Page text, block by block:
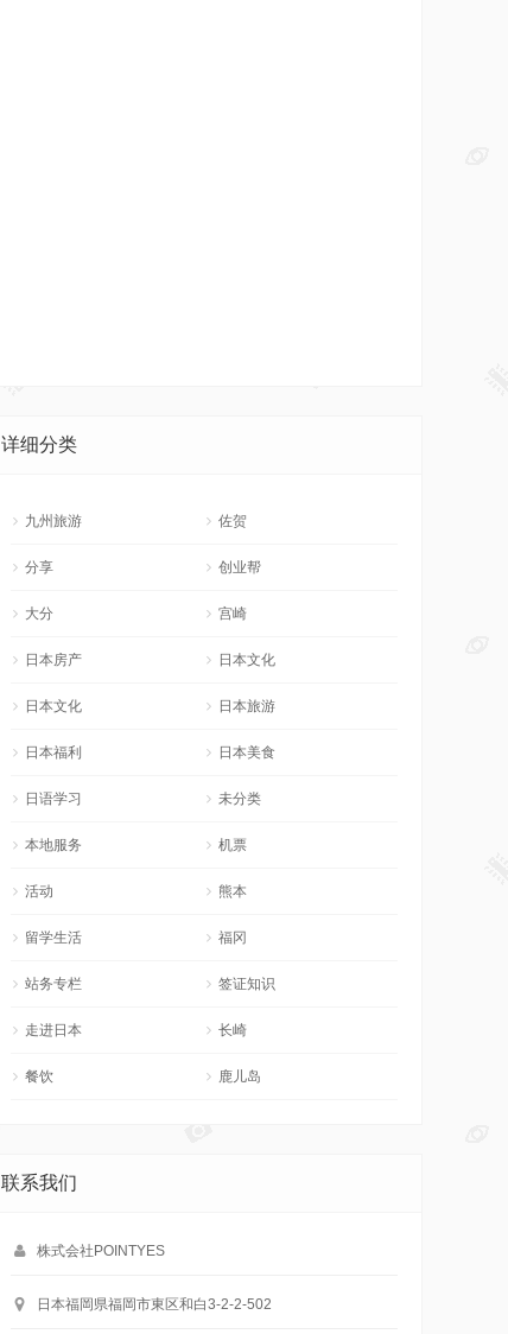
详细分类
九州旅游 佐贺
分享 创业帮
大分 宫崎
日本房产 日本文化
日本文化 日本旅游
日本福利 日本美食
日语学习 未分类
本地服务 机票
活动 熊本
留学生活 福冈
站务专栏 签证知识
走进日本 长崎
餐饮 鹿儿岛
联系我们
株式会社POINTYES
日本福岡県福岡市東区和白3-2-2-502